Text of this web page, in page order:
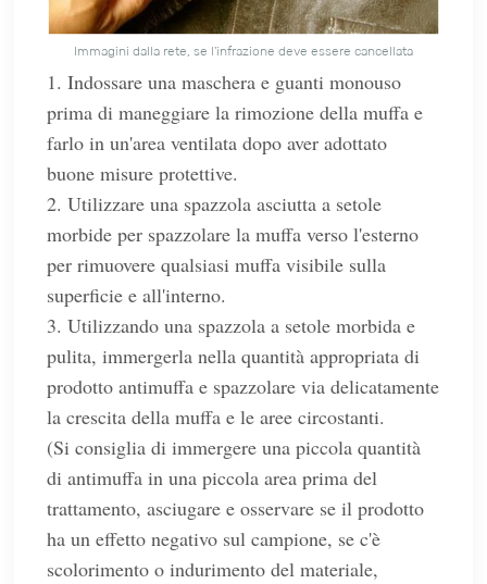
Immagini dalla rete, se l'infrazione deve essere cancellata
1. Indossare una maschera e guanti monouso
prima di maneggiare la rimozione della muffa e
farlo in un'area ventilata dopo aver adottato
buone misure protettive.
2. Utilizzare una spazzola asciutta a setole
morbide per spazzolare la muffa verso l'esterno
per rimuovere qualsiasi muffa visibile sulla
superficie e all'interno.
3. Utilizzando una spazzola a setole morbida e
pulita, immergerla nella quantità appropriata di
prodotto antimuffa e spazzolare via delicatamente
la crescita della muffa e le aree circostanti.
(Si consiglia di immergere una piccola quantità
di antimuffa in una piccola area prima del
trattamento, asciugare e osservare se il prodotto
ha un effetto negativo sul campione, se c'è
scolorimento o indurimento del materiale,